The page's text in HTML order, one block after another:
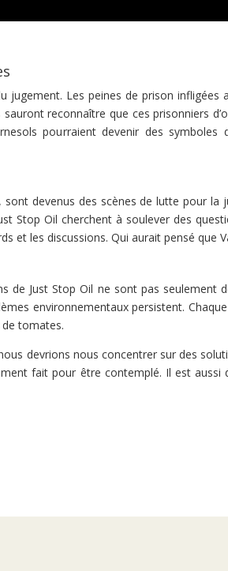
Les peines de prison infligées
reconnaître que ces prisonniers
pourraient devenir des
devenus des scènes de lutte pour
Stop Oil cherchent à soulever des
et les discussions. Qui aurait pensé que
de Just Stop Oil ne sont pas seulement
environnementaux persistent.
tomates.
devrions nous concentrer sur des
fait pour être contemplé. Il est